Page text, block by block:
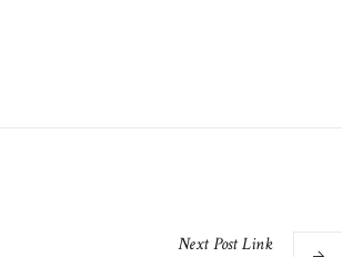
NextPostLink